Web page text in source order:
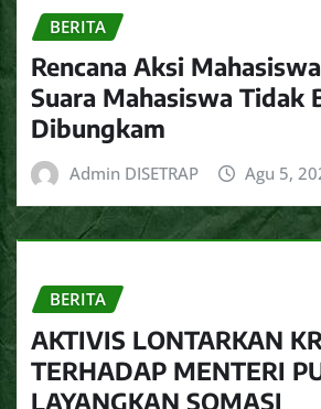
BERITA
Rencana Aksi
Suara Mahasiswa Tidak
Dibungkam
Admin DISETRAP Agu 5,
BERITA
AKTIVIS LONTARKAN
TERHADAP MENTERI
LAYANGKAN SOMASI